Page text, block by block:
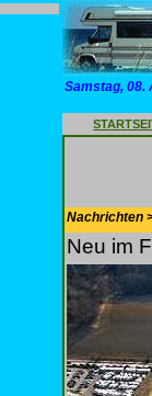
Samstag, 08.
Nachrichten
Neu im